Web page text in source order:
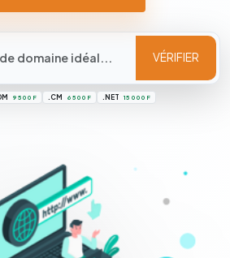
VÉRIFIER
9 500 F .CM 6 500 F .NET 15 000 F